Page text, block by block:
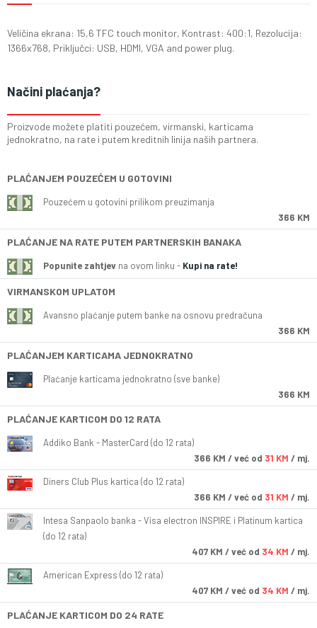
Veličina ekrana: 15,6 TFC touch monitor, Kontrast: 400:1, Rezolucija:
1366x768, Priključci: USB, HDMI, VGA and power plug.
Načini plaćanja?
Proizvode možete platiti pouzećem, virmanski, karticama
jednokratno, na rate i putem kreditnih linija naših partnera.
PLAĆANJEM POUZEĆEM U GOTOVINI
Pouzećem u gotovini prilikom preuzimanja
366 KM
PLAĆANJE NA RATE PUTEM PARTNERSKIH BANAKA
Popunite zahtjev na ovom linku - Kupi na rate!
VIRMANSKOM UPLATOM
Avansno plaćanje putem banke na osnovu predračuna
366 KM
PLAĆANJEM KARTICAMA JEDNOKRATNO
Plaćanje karticama jednokratno (sve banke)
366 KM
PLAĆANJE KARTICOM DO 12 RATA
Addiko Bank - MasterCard (do 12 rata)
366 KM / već od 31 KM / mj.
Diners Club Plus kartica (do 12 rata)
366 KM / već od 31 KM / mj.
Intesa Sanpaolo banka - Visa electron INSPIRE i Platinum kartica
(do 12 rata)
407 KM / već od 34 KM / mj.
American Express (do 12 rata)
407 KM / već od 34 KM / mj.
PLAĆANJE KARTICOM DO 24 RATE